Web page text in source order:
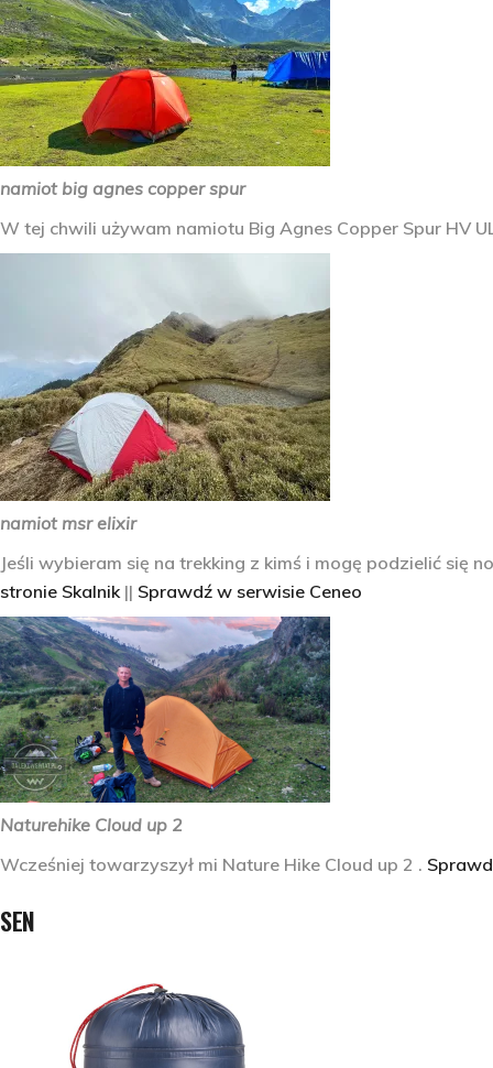
namiot big agnes copper spur
W tej chwili używam namiotu Big Agnes Copper Spur HV
namiot msr elixir
Jeśli wybieram się na trekking z kimś i mogę podzielić się
stronie Skalnik|| Sprawdź w serwisie Ceneo
Naturehike Cloud up 2
Wcześniej towarzyszył mi Nature Hike Cloud up 2 .
SEN